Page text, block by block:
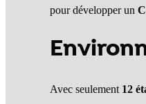
pour développer un
Avec seulement 12